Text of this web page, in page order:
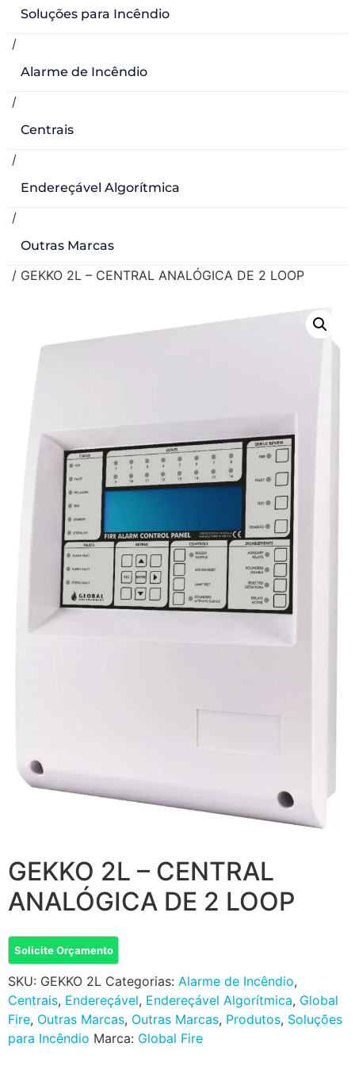
Soluções para Incêndio
/
Alarme de Incêndio
/
Centrais
/
Endereçável Algorítmica
/
Outras Marcas
/ GEKKO 2L – CENTRAL ANALÓGICA DE 2 LOOP
GEKKO 2L – CENTRAL
ANALÓGICA DE 2 LOOP
Solicite Orçamento
SKU: GEKKO 2L Categorias: Alarme de Incêndio,
Centrais, Endereçável, Endereçável Algorítmica, Global
Fire, Outras Marcas, Outras Marcas, Produtos, Soluções
para Incêndio Marca: Global Fire